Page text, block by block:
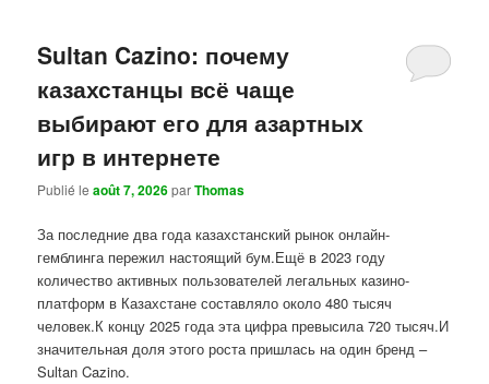
Sultan Cazino: почему
казахстанцы всё чаще
выбирают его для азартных
игр в интернете
Publié leaoût 7, 2026parThomas
За последние два года казахстанский рынок онлайн-
гемблинга пережил настоящий бум.Ещё в 2023 году
количество активных пользователей легальных казино-
платформ в Казахстане составляло около 480 тысяч
человек.К концу 2025 года эта цифра превысила 720 тысяч.И
значительная доля этого роста пришлась на один бренд –
Sultan Cazino.